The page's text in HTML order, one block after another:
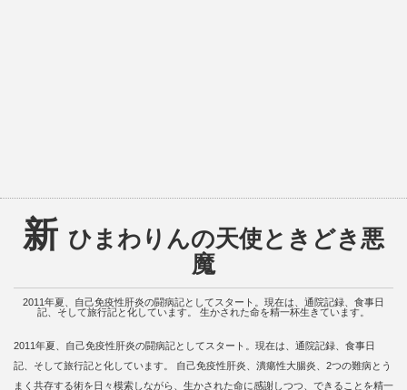
新 ひまわりんの天使ときどき悪
魔
2011年夏、自己免疫性肝炎の闘病記としてスタート。現在は、通院記録、食事日
記、そして旅行記と化しています。 生かされた命を精一杯生きています。
2011年夏、自己免疫性肝炎の闘病記としてスタート。現在は、通院記録、食事日
記、そして旅行記と化しています。 自己免疫性肝炎、潰瘍性大腸炎、2つの難病とう
まく共存する術を日々模索しながら、生かされた命に感謝しつつ、できることを精一